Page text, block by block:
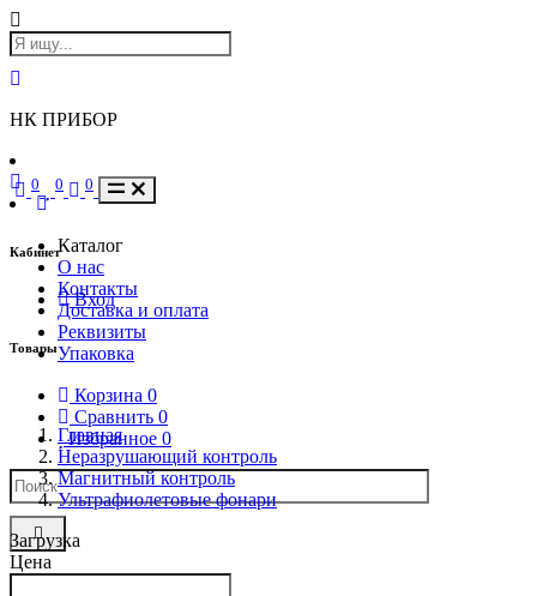
НК ПРИБОР
Кабинет
Вход
Товары
Корзина 0
Сравнить 0
Избранное 0
Написать в Телеграм
0 0 0
Каталог
О нас
Контакты
Доставка и оплата
Реквизиты
Упаковка
Главная
Неразрушающий контроль
Магнитный контроль
Ультрафиолетовые фонари
Загрузка
Цена